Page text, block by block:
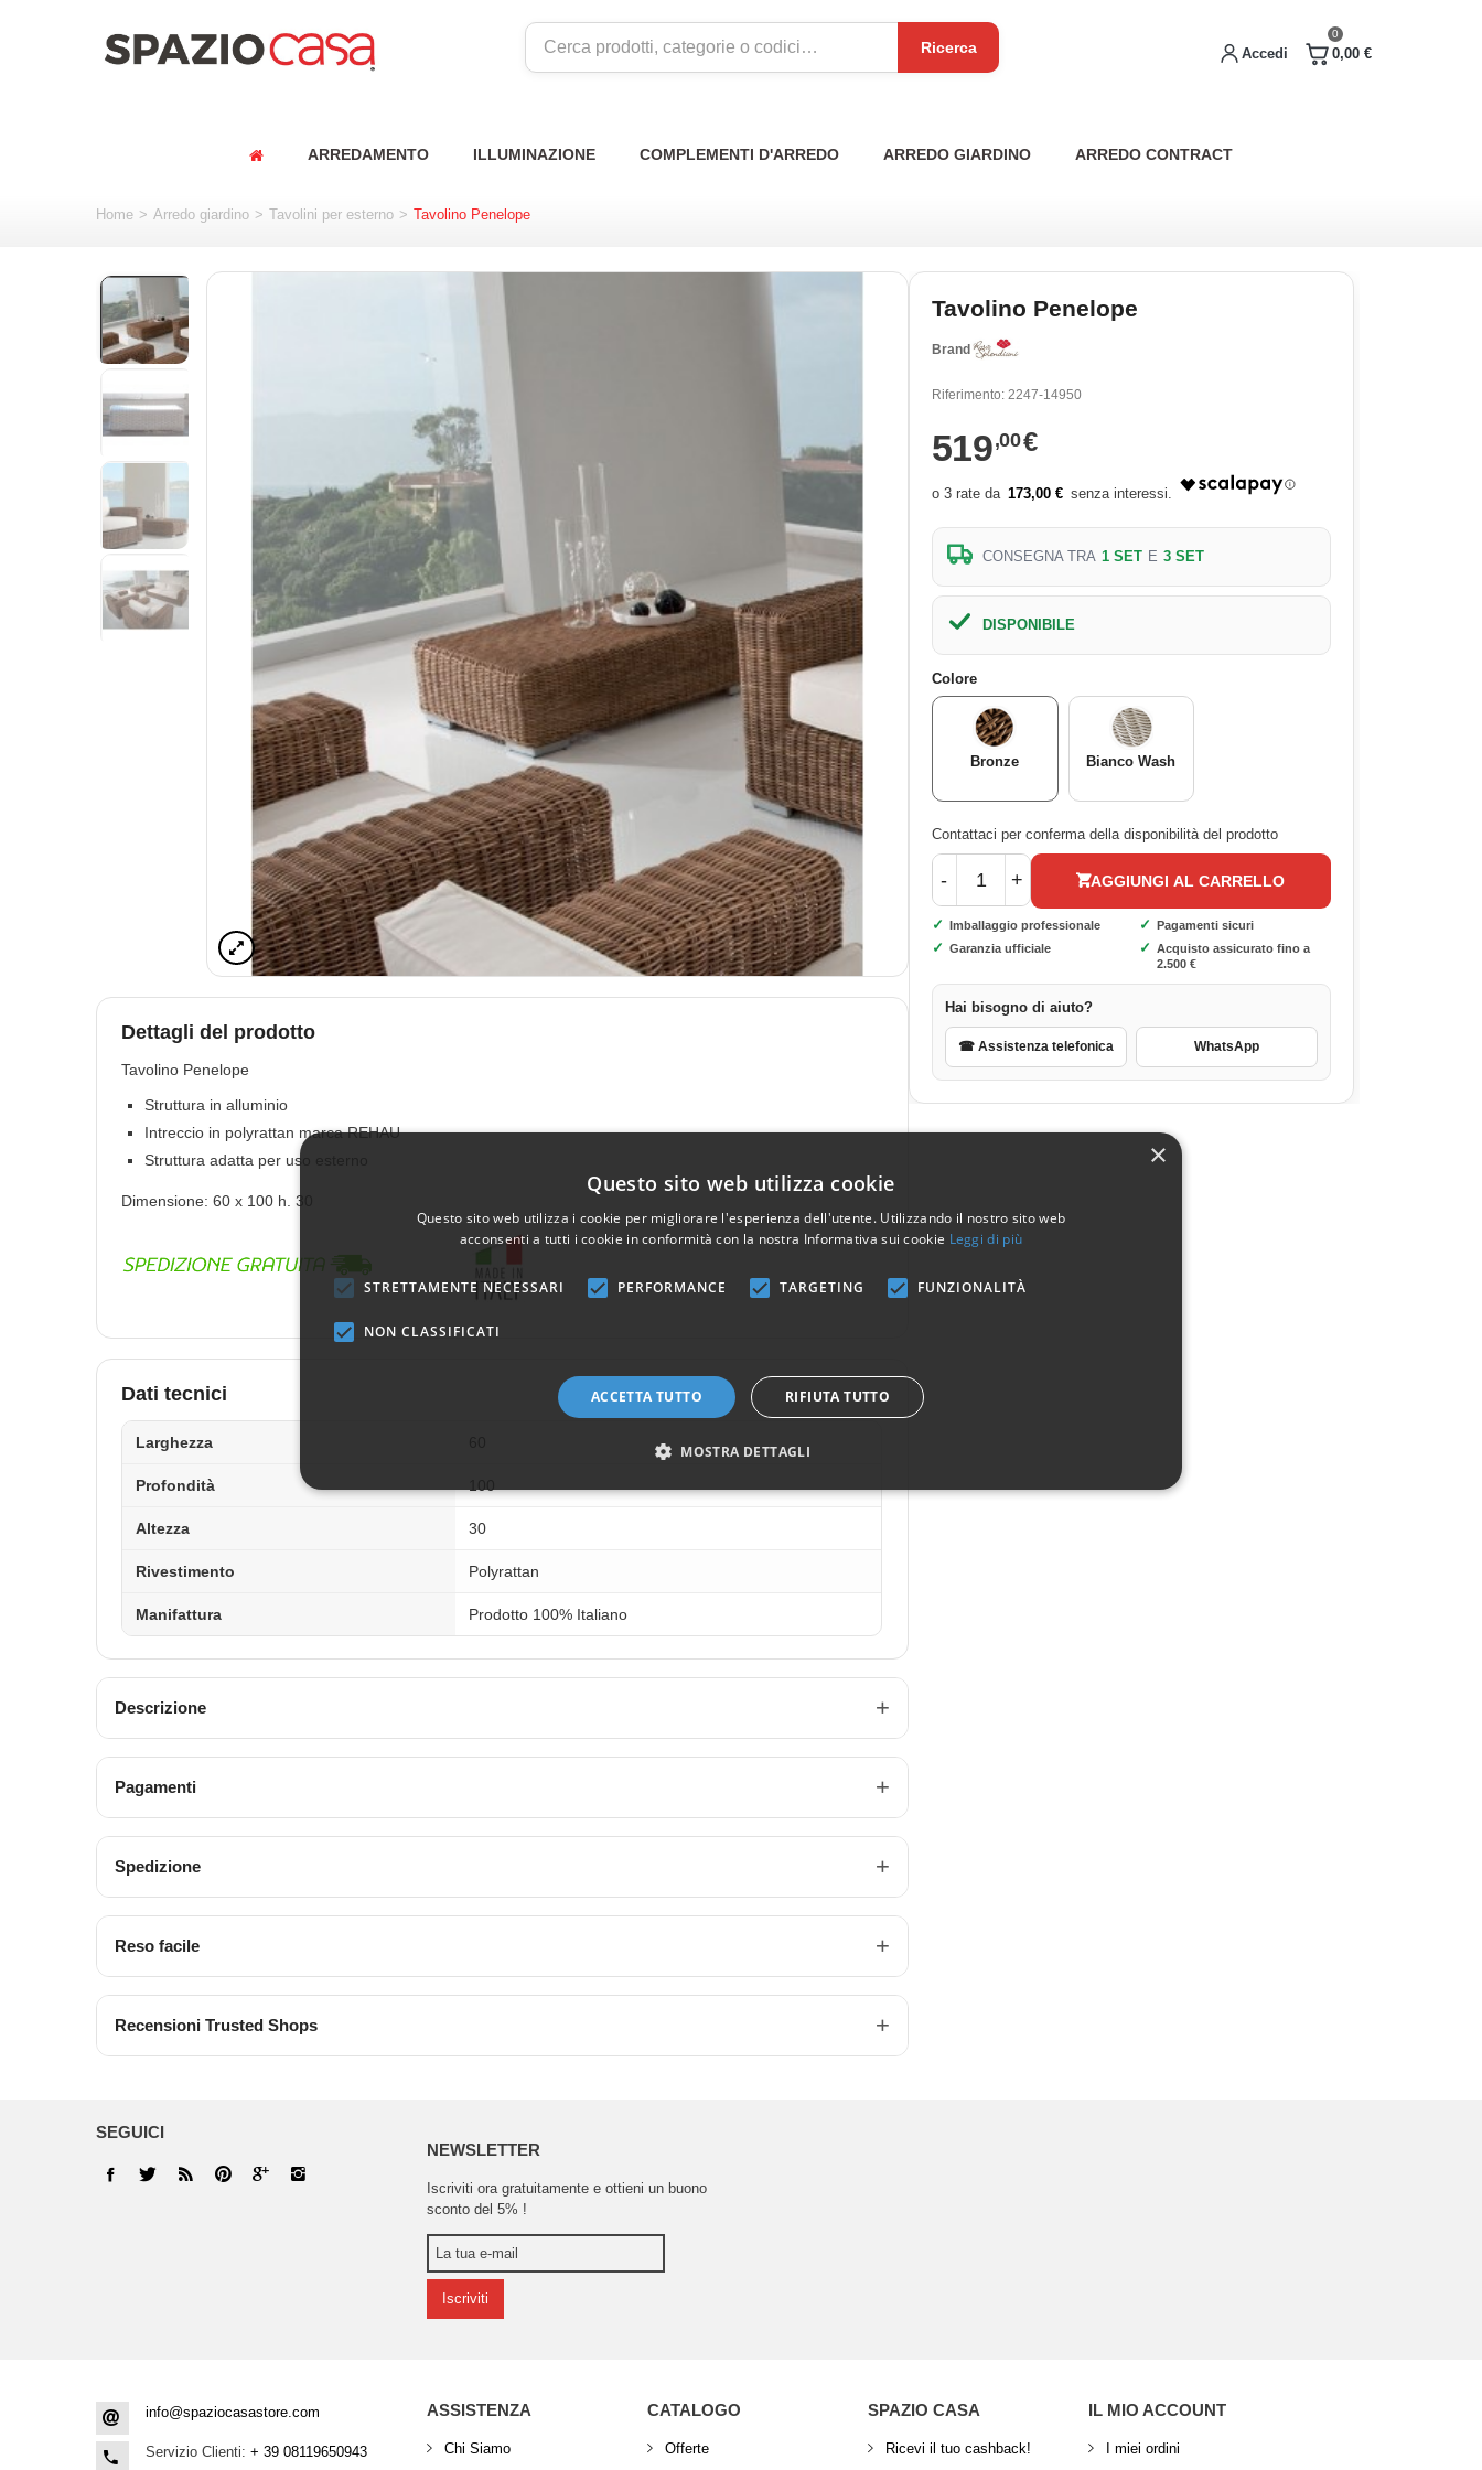
0
0,00 €
Accedi
Ricerca
ARREDAMENTO ILLUMINAZIONE COMPLEMENTI D'ARREDO ARREDO GIARDINO ARREDO CONTRACT
Home > Arredo giardino > Tavolini per esterno > Tavolino Penelope
Dettagli del prodotto
Tavolino Penelope
Struttura in alluminio
Intreccio in polyrattan marca REHAU
Struttura adatta per uso esterno
Dimensione: 60 x 100 h. 30
Dati tecnici
Larghezza
Profondità
Altezza 30
Rivestimento Polyrattan
Manifattura Prodotto 100% Italiano
Descrizione
Pagamenti
Spedizione
Reso facile
Recensioni Trusted Shops
Tavolino Penelope
Brand
Riferimento: 2247-14950
519,00€
173,00 €
CONSEGNA TRA 1 SET E 3 SET
DISPONIBILE
Colore
Bronze Bianco Wash
Contattaci per conferma della disponibilità del prodotto
- + AGGIUNGI AL CARRELLO
✓ Imballaggio professionale ✓ Pagamenti sicuri
✓ Garanzia ufficiale ✓ Acquisto assicurato fino a
2.500 €
Hai bisogno di aiuto?
☎ Assistenza telefonica WhatsApp
SEGUICI
NEWSLETTER
Iscriviti ora gratuitamente e ottieni un buono
sconto del 5% !
Iscriviti
info@spaziocasastore.com
Servizio Clienti: + 39 08119650943
ASSISTENZA
Chi Siamo
CATALOGO
Offerte
SPAZIO CASA
Ricevi il tuo cashback!
IL MIO ACCOUNT
I miei ordini
×
Questo sito web utilizza cookie
Questo sito web utilizza i cookie per migliorare l'esperienza dell'utente. Utilizzando il nostro sito web
acconsenti a tutti i cookie in conformità con la nostra Informativa sui cookie Leggi di più
STRETTAMENTE NECESSARI PERFORMANCE TARGETING FUNZIONALITÀ
NON CLASSIFICATI
ACCETTA TUTTO RIFIUTA TUTTO
MOSTRA DETTAGLI